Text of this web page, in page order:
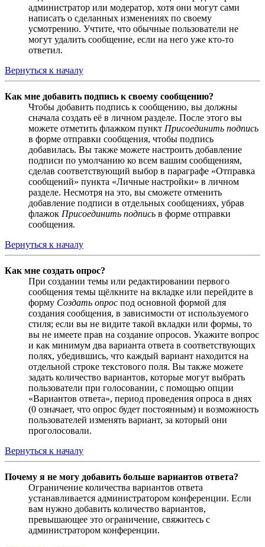
администратор или модератор, хотя они могут сами
написать о сделанных изменениях по своему
усмотрению. Учтите, что обычные пользователи не
могут удалить сообщение, если на него уже кто-то
ответил.
Вернуться к началу
Как мне добавить подпись к своему сообщению?
Чтобы добавить подпись к сообщению, вы должны
сначала создать её в личном разделе. После этого вы
можете отметить флажком пункт Присоединить подпись
в форме отправки сообщения, чтобы подпись
добавилась. Вы также можете настроить добавление
подписи по умолчанию ко всем вашим сообщениям,
сделав соответствующий выбор в параграфе «Отправка
сообщений» пункта «Личные настройки» в личном
разделе. Несмотря на это, вы сможете отменить
добавление подписи в отдельных сообщениях, убрав
флажок Присоединить подпись в форме отправки
сообщения.
Вернуться к началу
Как мне создать опрос?
При создании темы или редактировании первого
сообщения темы щёлкните на вкладке или перейдите в
форму Создать опрос под основной формой для
создания сообщения, в зависимости от используемого
стиля; если вы не видите такой вкладки или формы, то
вы не имеете прав на создание опросов. Укажите вопрос
и как минимум два варианта ответа в соответствующих
полях, убедившись, что каждый вариант находится на
отдельной строке текстового поля. Вы также можете
задать количество вариантов, которые могут выбрать
пользователи при голосовании, с помощью опции
«Вариантов ответа», период проведения опроса в днях
(0 означает, что опрос будет постоянным) и возможность
пользователей изменять вариант, за который они
проголосовали.
Вернуться к началу
Почему я не могу добавить больше вариантов ответа?
Ограничение количества вариантов ответа
устанавливается администратором конференции. Если
вам нужно добавить количество вариантов,
превышающее это ограничение, свяжитесь с
администратором конференции.